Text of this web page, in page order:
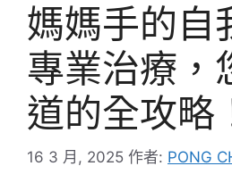
媽媽手的自
專業治療，
道的全攻略
16 3 月, 2025 作者: PONG